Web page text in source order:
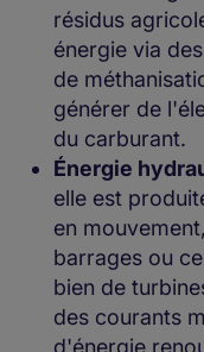
résidus
énergie via
de
générer de
du carburant.
Énergie
elle est
en
barrages ou
bien de
des courants
d'énergie